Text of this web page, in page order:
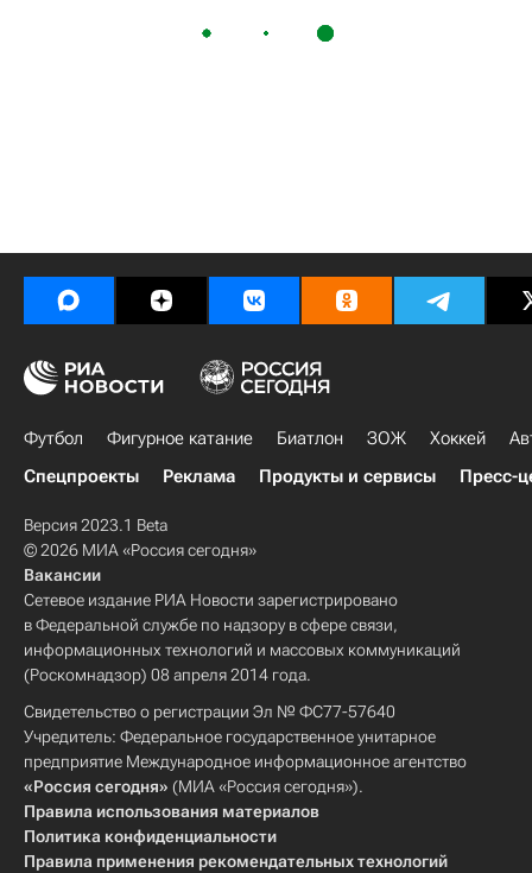
Футбол Фигурное катание Биатлон ЗОЖ Хоккей
Спецпроекты
Реклама Продукты и сервисы Пресс-
Версия 2023.1 Beta
© 2026 МИА «Россия сегодня»
Вакансии
Сетевое издание РИА Новости зарегистрировано
в Федеральной службе по надзору в сфере связи,
информационных технологий и массовых коммуникаций
(Роскомнадзор) 08 апреля 2014 года.
Свидетельство о регистрации Эл № ФС77-57640
Учредитель: Федеральное государственное унитарное
предприятие Международное информационное агентство
«Россия сегодня» (МИА «Россия сегодня»).
Правила использования материалов
Политика конфиденциальности
Правила применения рекомендательных технологий